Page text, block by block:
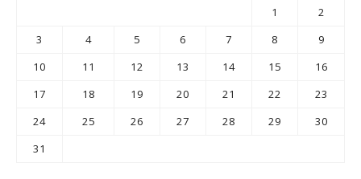
1
2
3
4 5 6 7 8
9
10
11 12 13 14 15
16
17
18 19 20 21 22
23
24
25 26 27 28 29
30
31